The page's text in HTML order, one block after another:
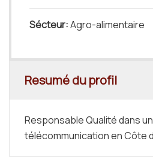
Sécteur:Agro-alimentaire
Resumé du profil
Responsable Qualité dans
télécommunication en Côte